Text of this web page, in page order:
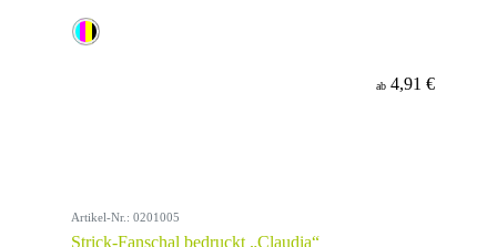
ab 4,91 €
Artikel-Nr.: 0201005
Strick-Fanschal bedruckt „Claudia“